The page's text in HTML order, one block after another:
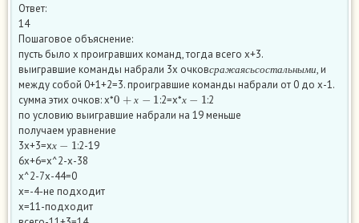
Ответ:
14
Пошаговое объяснение:
пусть было х проигравших команд, тогда всего х+3.
выигравшие команды набрали 3х очков с р а ж аяс ьс о с тал ьн ыми
с раж аясь со
, и
между собой 0+1+2=3. проигравшие команды набрали от 0 до х-1.
сумма этих очков: х*
х
0+х−1
:2=х* х
х−1
:2
по условию выигравшие набрали на 19 меньше
получаем уравнение
3х+3=хх
х− 1
:2-19
6х+6=х^2-х-38
х^2-7х-44=0
х=-4-не подходит
х=11-подходит